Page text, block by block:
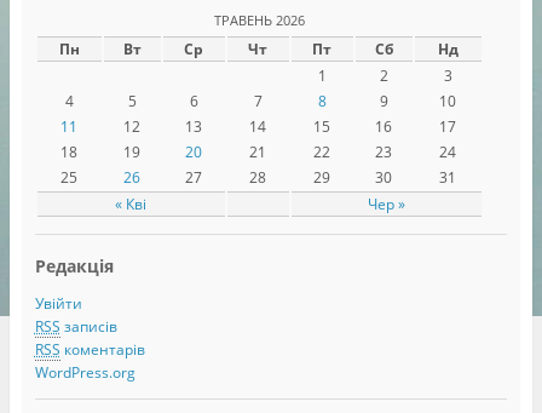
в
і
к
і
)
у
в
і
н
)
ТРАВЕНЬ 2026
Пн Вт Ср Чт Пт Сб Нд
« Кві Чер »
1 2
3
4
5 6 7 8 9
10
11
12 13 14 15 16
17
18
19 20 21 22 23
24
25
26 27 28 29 30 31
Редакція
Увійти
RSS записів
RSS коментарів
WordPress.org